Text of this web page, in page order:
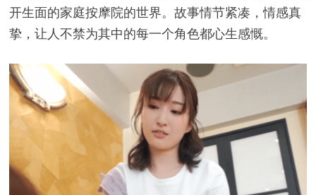
开生面的家庭按摩院的世界。故事情节紧凑，情感真
挚，让人不禁为其中的每一个角色都心生感慨。